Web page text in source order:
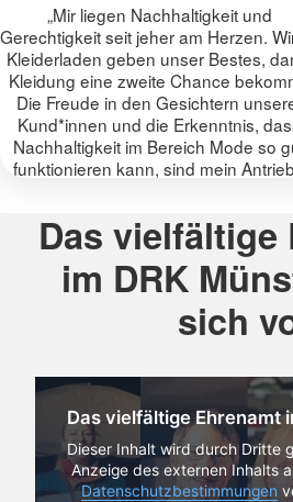
„Mir liegen Nachhaltigkeit und
Gerechtigkeit seit jeher am Herzen.
Kleiderladen geben unser Bestes,
Kleidung eine zweite Chance
Die Freude in den Gesichtern
Kund*innen und die Erkenntnis,
Nachhaltigkeit im Bereich Mode so
funktionieren kann, sind mein
Das vielfältige
im DRK
sich
Das vielfältige Ehrenamt
Dieser Inhalt wird durch Dritte
Anzeige des externen Inhalts
Datenschutzbestimmungen